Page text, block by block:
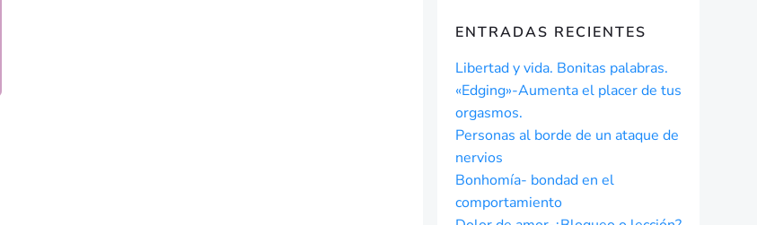
ENTRADAS RECIENTES
Libertad y vida. Bonitas palabras.
«Edging»-Aumenta el placer de tus
orgasmos.
Personas al borde de un ataque de
nervios
Bonhomía- bondad en el
comportamiento